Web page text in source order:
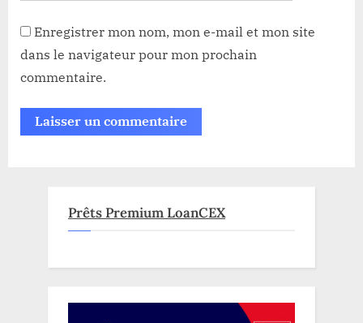
Enregistrer mon nom, mon e-mail et mon site
dans le navigateur pour mon prochain
commentaire.
Prêts Premium LoanCEX